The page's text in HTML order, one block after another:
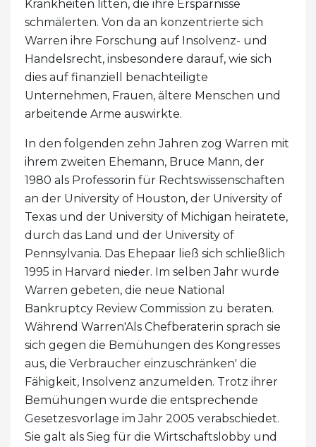
Krankheiten litten, die ihre Ersparnisse
schmälerten. Von da an konzentrierte sich
Warren ihre Forschung auf Insolvenz- und
Handelsrecht, insbesondere darauf, wie sich
dies auf finanziell benachteiligte
Unternehmen, Frauen, ältere Menschen und
arbeitende Arme auswirkte.
In den folgenden zehn Jahren zog Warren mit
ihrem zweiten Ehemann, Bruce Mann, der
1980 als Professorin für Rechtswissenschaften
an der University of Houston, der University of
Texas und der University of Michigan heiratete,
durch das Land und der University of
Pennsylvania. Das Ehepaar ließ sich schließlich
1995 in Harvard nieder. Im selben Jahr wurde
Warren gebeten, die neue National
Bankruptcy Review Commission zu beraten.
Während Warren'Als Chefberaterin sprach sie
sich gegen die Bemühungen des Kongresses
aus, die Verbraucher einzuschränken' die
Fähigkeit, Insolvenz anzumelden. Trotz ihrer
Bemühungen wurde die entsprechende
Gesetzesvorlage im Jahr 2005 verabschiedet.
Sie galt als Sieg für die Wirtschaftslobby und